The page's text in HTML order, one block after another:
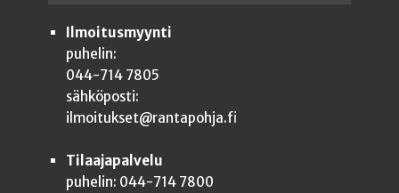
Ilmoitusmyynti
puhelin:
044-714 7805
sähköposti:
ilmoitukset@rantapohja.fi
Tilaajapalvelu
puhelin: 044-714 7800